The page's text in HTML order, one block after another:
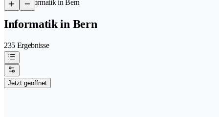
/Informatik in Bern
Informatik in Bern
235 Ergebnisse
Jetzt geöffnet